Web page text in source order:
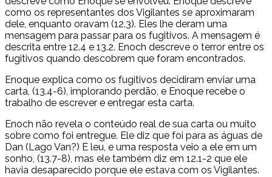
como os representantes dos Vigilantes se aproximaram
dele, enquanto oravam (12.3). Eles lhe deram uma
mensagem para passar para os fugitivos. A mensagem é
descrita entre 12.4 e 13.2. Enoch descreve o terror entre os
fugitivos quando descobrem que foram encontrados.
Enoque explica como os fugitivos decidiram enviar uma
carta, (13.4-6), implorando perdão, e Enoque recebe o
trabalho de escrever e entregar esta carta.
Enoch não revela o conteúdo real de sua carta ou muito
sobre como foi entregue. Ele diz que foi para as águas de
Dan (Lago Van?) E leu, e uma resposta veio a ele em um
sonho, (13.7-8), mas ele também diz em 12.1-2 que ele
havia desaparecido porque ele estava com os Vigilantes.